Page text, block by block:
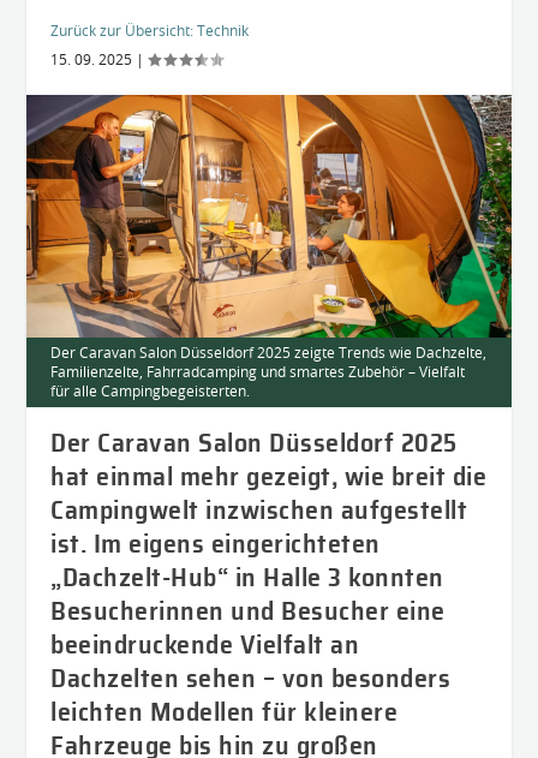
Zurück zur Übersicht:Technik
15. 09. 2025 |
Der Caravan Salon Düsseldorf 2025 zeigte Trends wie Dachzelte,
Familienzelte, Fahrradcamping und smartes Zubehör – Vielfalt
für alle Campingbegeisterten.
Der Caravan Salon Düsseldorf 2025
hat einmal mehr gezeigt, wie breit die
Campingwelt inzwischen aufgestellt
ist. Im eigens eingerichteten
„Dachzelt-Hub“ in Halle 3 konnten
Besucherinnen und Besucher eine
beeindruckende Vielfalt an
Dachzelten sehen – von besonders
leichten Modellen für kleinere
Fahrzeuge bis hin zu großen